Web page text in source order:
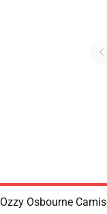
Ozzy Osbourne